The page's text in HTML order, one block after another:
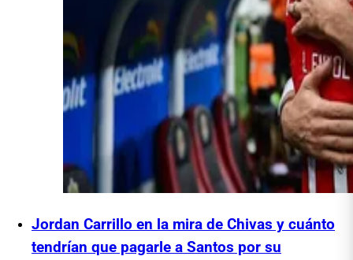
Jordan Carrillo en la mira de Chivas y cuánto
tendrían que pagarle a Santos por su